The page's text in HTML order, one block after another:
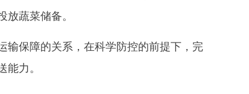
蔬菜储备。
保障的关系，在科学防控的前提下，完
力。